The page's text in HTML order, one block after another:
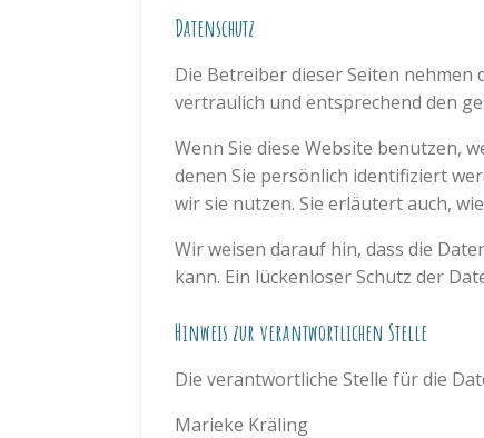
Datenschutz
Die Betreiber dieser Seiten
vertraulich und entsprechend den
Wenn Sie diese Website benutzen,
denen Sie persönlich identifiziert
wir sie nutzen. Sie erläutert auch,
Wir weisen darauf hin, dass die
kann. Ein lückenloser Schutz der
Hinweis zur verantwortlichen Stelle
Die verantwortliche Stelle für die
Marieke Kräling